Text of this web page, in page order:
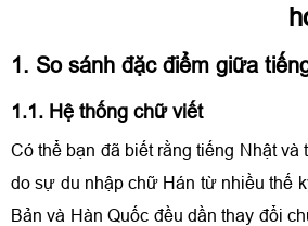
1. So sánh đặc điểm giữa
1.1. Hệ thống chữ viết
Có thể bạn đã biết rằng tiếng Nhật
do sự du nhập chữ Hán từ nhiều thế
Bản và Hàn Quốc đều dần thay đổi